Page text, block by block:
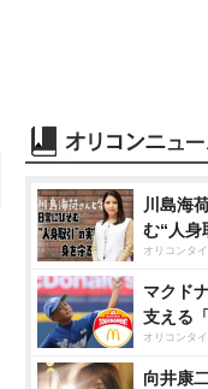
川島海
む“人身
オリコンタ
マクド
支える
オリコンタ
向井康